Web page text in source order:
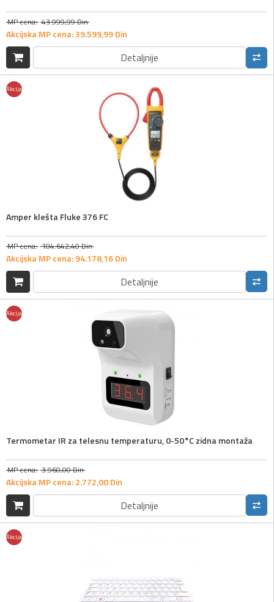
MP cena: 43.999,99Din
Akcijska MP cena:39.599,99Din
Detaljnije
Akcija
Amper klešta Fluke 376 FC
MP cena: 104.642,40Din
Akcijska MP cena:94.178,16Din
Detaljnije
Akcija
Termometar IR za telesnu temperaturu, 0-50°C zidna montaža
MP cena: 3.960,00Din
Akcijska MP cena:2.772,00Din
Detaljnije
Akcija